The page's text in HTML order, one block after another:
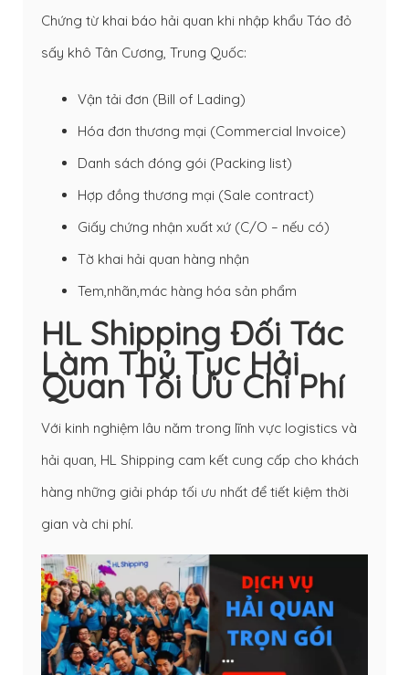
Chứng từ khai báo hải quan khi nhập khẩu Táo đỏ
sấy khô Tân Cương, Trung Quốc:
Vận tải đơn (Bill of Lading)
Hóa đơn thương mại (Commercial Invoice)
Danh sách đóng gói (Packing list)
Hợp đồng thương mại (Sale contract)
Giấy chứng nhận xuất xứ (C/O – nếu có)
Tờ khai hải quan hàng nhận
Tem,nhãn,mác hàng hóa sản phẩm
HL Shipping Đối Tác
Làm Thủ Tục Hải
Quan Tối Ưu Chi Phí
Với kinh nghiệm lâu năm trong lĩnh vực logistics và
hải quan, HL Shipping cam kết cung cấp cho khách
hàng những giải pháp tối ưu nhất để tiết kiệm thời
gian và chi phí.